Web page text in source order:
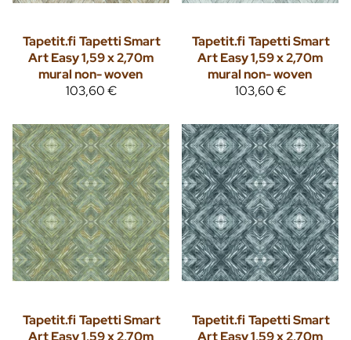
Tapetit.fiTapetti Smart
Art Easy 1,59 x 2,70m
mural non- woven
103,60 €
Tapetit.fiTapetti Smart
Art Easy 1,59 x 2,70m
mural non- woven
103,60 €
Tapetit.fiTapetti Smart
Art Easy 1,59 x 2,70m
Tapetit.fiTapetti Smart
Art Easy 1,59 x 2,70m